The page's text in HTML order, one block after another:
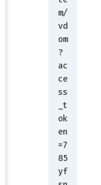
m/
vd
om
?
ac
ce
ss
_t
ok
en
=7
85
yf